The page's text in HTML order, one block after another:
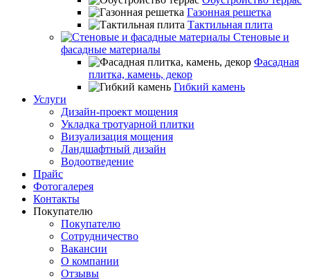
Газонная решетка
Тактильная плита
Стеновые и
фасадные материалы
Фасадная
плитка, камень, декор
Гибкий камень
Услуги
Дизайн-проект мощения
Укладка тротуарной плитки
Визуализация мощения
Ландшафтный дизайн
Водоотведение
Прайс
Фотогалерея
Контакты
Покупателю
Покупателю
Сотрудничество
Вакансии
О компании
Отзывы